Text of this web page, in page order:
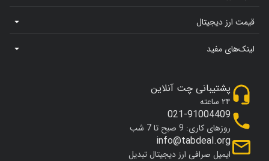
قیمت ارز دیجیتال
لینک‌های مفید
پشتیبانی چت آنلاین
۲۴ ساعته
021-91004409
روزهای کاری: 9 صبح تا 7 شب
info@tabdeal.org
ایمیل صرافی ارز دیجیتال تبدیل